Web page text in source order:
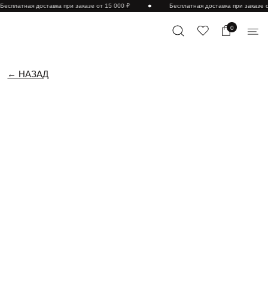
доставка при заказе от 15 000 ₽ Бесплатная доставка при заказе